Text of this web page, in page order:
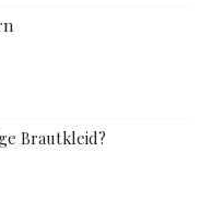
Brautkleid?